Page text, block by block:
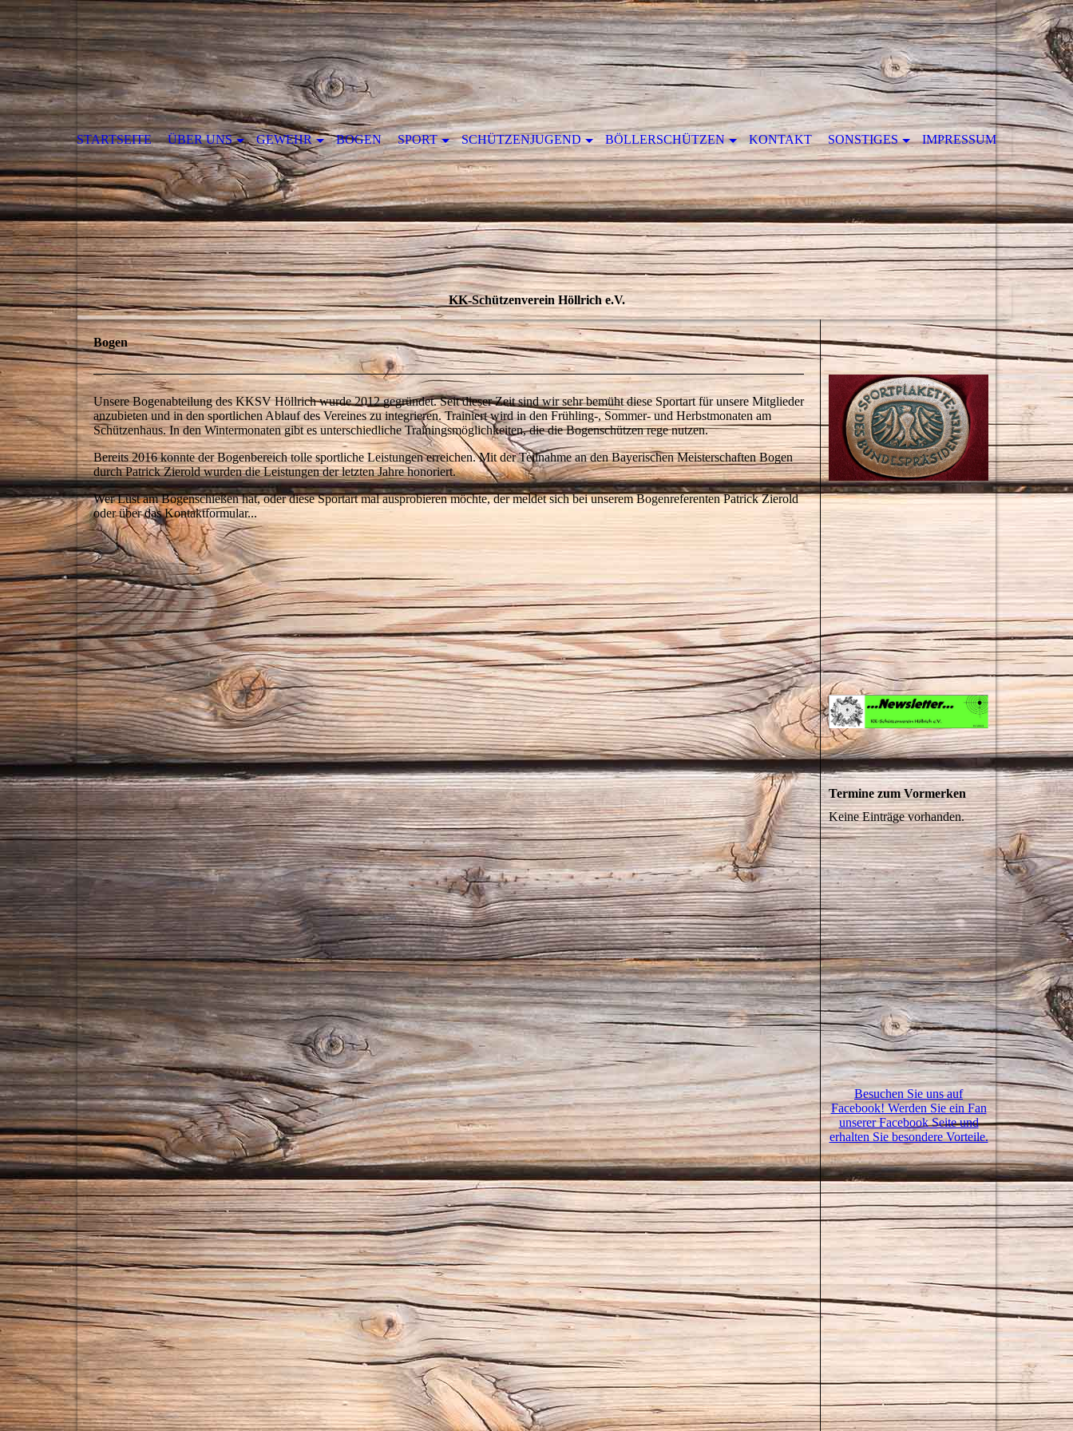
STARTSEITE ÜBER UNS GEWEHR BOGEN SPORT SCHÜTZENJUGEND BÖLLERSCHÜTZEN KONTAKT SONSTIGES IMPRESSUM
KK-Schützenverein Höllrich e.V.
Bogen
Unsere Bogenabteilung des KKSV Höllrich wurde 2012 gegründet. Seit dieser Zeit sind wir sehr bemüht diese Sportart für unsere Mitglieder
anzubieten und in den sportlichen Ablauf des Vereines zu integrieren. Trainiert wird in den Frühling-, Sommer- und Herbstmonaten am
Schützenhaus. In den Wintermonaten gibt es unterschiedliche Trainingsmöglichkeiten, die die Bogenschützen rege nutzen.
Bereits 2016 konnte der Bogenbereich tolle sportliche Leistungen erreichen. Mit der Teilnahme an den Bayerischen Meisterschaften Bogen
durch Patrick Zierold wurden die Leistungen der letzten Jahre honoriert.
Wer Lust am Bogenschießen hat, oder diese Sportart mal ausprobieren möchte, der meldet sich bei unserem Bogenreferenten Patrick Zierold
oder über das Kontaktformular...
Termine zum Vormerken
Keine Einträge vorhanden.
Besuchen Sie uns auf
Facebook! Werden Sie ein Fan
unserer Facebook Seite und
erhalten Sie besondere Vorteile.